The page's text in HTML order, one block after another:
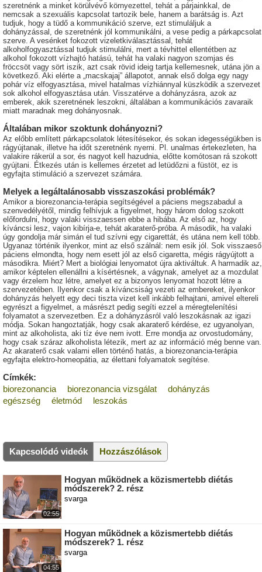
szeretnénk a minket körülvévő környezettel, tehát a párjainkkal, de
nemcsak a szexuális kapcsolat tartozik bele, hanem a barátság is. Azt
tudjuk, hogy a tüdő a kommunikáció szerve, ezt stimuláljuk a
dohányzással, de szeretnénk jól kommunikálni, a vese pedig a párkapcsolat
szerve. A vesénket fokozott vizeletkiválasztással, tehát
alkoholfogyasztással tudjuk stimulálni, mert a tévhittel ellentétben az
alkohol fokozott vízhajtó hatású, tehát ha valaki nagyon szomjas és
fröccsöt vagy sört iszik, azt csak rövid ideig tartja kellemesnek, utána jön a
következő. Aki elérte a „macskajaj” állapotot, annak első dolga egy nagy
pohár víz elfogyasztása, mivel hatalmas vízhiánnyal küszködik a szervezet
sok alkohol elfogyasztása után. Visszatérve a dohányzásra, azok az
emberek, akik szeretnének leszokni, általában a kommunikációs zavaraik
miatt maradnak meg dohányosnak.
Általában mikor szoktunk dohányozni?
Az előbb említett párkapcsolatok létesítésekor, és sokan idegességükben is
rágyújtanak, illetve ha időt szeretnénk nyerni. Pl. unalmas értekezleten, ha
valakire rákerül a sor, és nagyot kell hazudnia, előtte komótosan rá szokott
gyújtani. Étkezés után is kellemes érzetet ad letüdőzni a füstöt, ez is
egyfajta stimuláció a szervezet számára.
Melyek a legáltalánosabb visszaszokási problémák?
Amikor a biorezonancia-terápia segítségével a páciens megszabadul a
szenvedélyétől, mindig felhívjuk a figyelmet, hogy három dolog szokott
előfordulni, hogy valaki visszaessen ebbe a hibába. Az első az, hogy
kíváncsi lesz, vajon kibírja-e, tehát akaraterő-próba. A második, ha valaki
úgy gondolja már simán el tud szívni egy cigarettát, és utána nem kell több.
Ugyanaz történik ilyenkor, mint az első szálnál: nem esik jól. Sok visszaeső
páciens elmondta, hogy nem esett jól az első cigaretta, mégis rágyújtott a
másodikra. Miért? Mert a biológiai lenyomatot újra aktiváltuk. A harmadik az,
amikor képtelen ellenállni a kísértésnek, a vágynak, amelyet az a mozdulat
vagy érzelem hoz létre, amelyet ez a bizonyos lenyomat hozott létre a
szervezetében. Ilyenkor csak a kíváncsiság vezeti az embereket, ilyenkor
dohányzás helyett egy deci tiszta vizet kell inkább felhajtani, amivel eltereli
egyrészt a figyelmet, a másrészt pedig segíti ezzel a méregtelenítési
folyamatot a szervezetben. Ez a dohányzásról való leszokásnak az igazi
módja. Sokan hangoztatják, hogy csak akaraterő kérdése, ez ugyanolyan,
mint az alkoholista, aki tíz éve nem ivott. Erre mondja az orvostudomány,
hogy csak száraz alkoholista létezik, mert az az információ még benne van.
Az akaraterő csak valami ellen történő hatás, a biorezonancia-terápia
egyfajta elektro-homeopátia, az élettani folyamatok segítése.
Címkék:
biorezonancia
biorezonancia vizsgálat
dohányzás
egészség
életmód leszokás
Kapcsolódó videók Hozzászólások
02:55
Hogyan működnek a közismertebb diétás
módszerek? 2. rész
svarga
04:55
Hogyan működnek a közismertebb diétás
módszerek? 1. rész
svarga